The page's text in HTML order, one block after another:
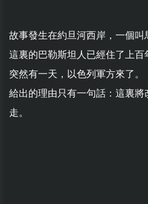
故事發生在約旦河西岸，一個叫
這裏的巴勒斯坦人已經住了上百
突然有一天，以色列軍方來了。
給出的理由只有一句話：這裏
走。